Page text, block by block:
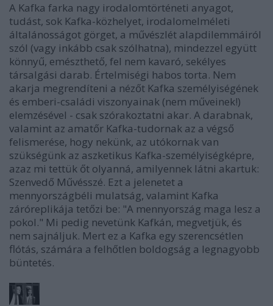
A Kafka farka nagy irodalomtörténeti anyagot,
tudást, sok Kafka-közhelyet, irodalomelméleti
általánosságot görget, a művészlét alapdilemmáiról
szól (vagy inkább csak szólhatna), mindezzel együtt
könnyű, emészthető, fel nem kavaró, sekélyes
társalgási darab. Értelmiségi habos torta. Nem
akarja megrendíteni a nézőt Kafka személyiségének
és emberi-családi viszonyainak (nem műveinek!)
elemzésével - csak szórakoztatni akar. A darabnak,
valamint az amatőr Kafka-tudornak az a végső
felismerése, hogy nekünk, az utókornak van
szükségünk az aszketikus Kafka-személyiségképre,
azaz mi tettük őt olyanná, amilyennek látni akartuk:
Szenvedő Művésszé. Ezt a jelenetet a
mennyországbéli mulatság, valamint Kafka
záróreplikája tetőzi be: "A mennyország maga lesz a
pokol." Mi pedig nevetünk Kafkán, megvetjük, és
nem sajnáljuk. Mert ez a Kafka egy szerencsétlen
flótás, számára a felhőtlen boldogság a legnagyobb
büntetés.